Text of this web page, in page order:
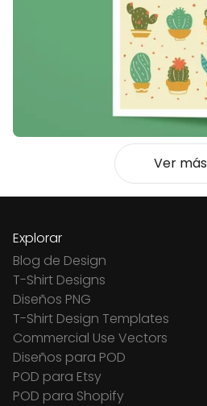
Ver más
Explorar
Blog de Design
T-Shirt Designs
Diseños PNG
T-Shirt Design Templates
Commercial Use Vectors
Diseños para POD
POD para Etsy
POD para Shopify